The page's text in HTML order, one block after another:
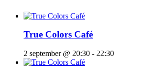
True Colors Café
2 september @ 20:30 - 22:30